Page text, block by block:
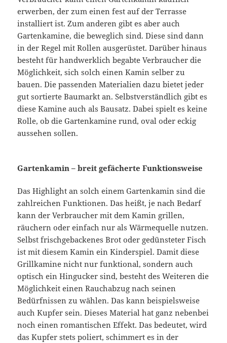
erwerben, der zum einen fest auf der Terrasse
installiert ist. Zum anderen gibt es aber auch
Gartenkamine, die beweglich sind. Diese sind dann
in der Regel mit Rollen ausgerüstet. Darüber hinaus
besteht für handwerklich begabte Verbraucher die
Möglichkeit, sich solch einen Kamin selber zu
bauen. Die passenden Materialien dazu bietet jeder
gut sortierte Baumarkt an. Selbstverständlich gibt es
diese Kamine auch als Bausatz. Dabei spielt es keine
Rolle, ob die Gartenkamine rund, oval oder eckig
aussehen sollen.
Gartenkamin – breit gefächerte Funktionsweise
Das Highlight an solch einem Gartenkamin sind die
zahlreichen Funktionen. Das heißt, je nach Bedarf
kann der Verbraucher mit dem Kamin grillen,
räuchern oder einfach nur als Wärmequelle nutzen.
Selbst frischgebackenes Brot oder gedünsteter Fisch
ist mit diesem Kamin ein Kinderspiel. Damit diese
Grillkamine nicht nur funktional, sondern auch
optisch ein Hingucker sind, besteht des Weiteren die
Möglichkeit einen Rauchabzug nach seinen
Bedürfnissen zu wählen. Das kann beispielsweise
auch Kupfer sein. Dieses Material hat ganz nebenbei
noch einen romantischen Effekt. Das bedeutet, wird
das Kupfer stets poliert, schimmert es in der